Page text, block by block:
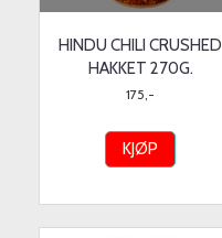
HINDU CHILI CRUSHED
HAKKET 270G.
175,-
KJØP